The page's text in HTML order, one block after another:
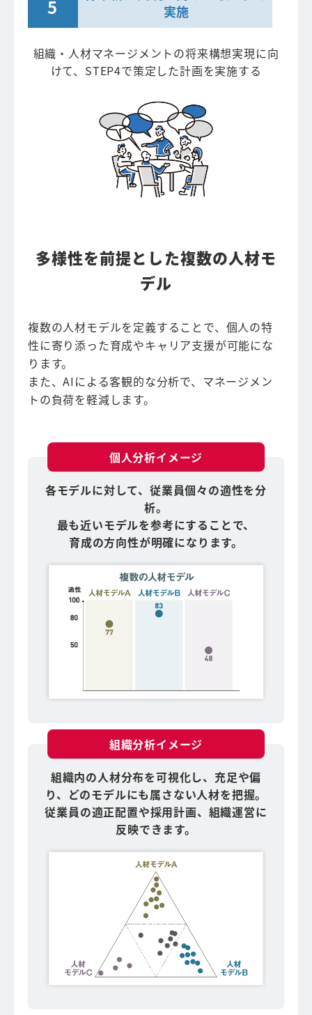
実施
組織・人材マネージメントの将来構想実現に向
けて、STEP4で策定した計画を実施する
多様性を前提とした複数の人材モ
デル
複数の人材モデルを定義することで、個人の特
性に寄り添った育成やキャリア支援が可能にな
ります。
また、AIによる客観的な分析で、マネージメン
トの負荷を軽減します。
個人分析イメージ
各モデルに対して、従業員個々の適性を分
析。
最も近いモデルを参考にすることで、
育成の方向性が明確になります。
組織分析イメージ
組織内の人材分布を可視化し、充足や偏
り、 どのモデルにも属さない人材を把握。
従業員の適正配置や採用計画、組織運営に
反映できます。